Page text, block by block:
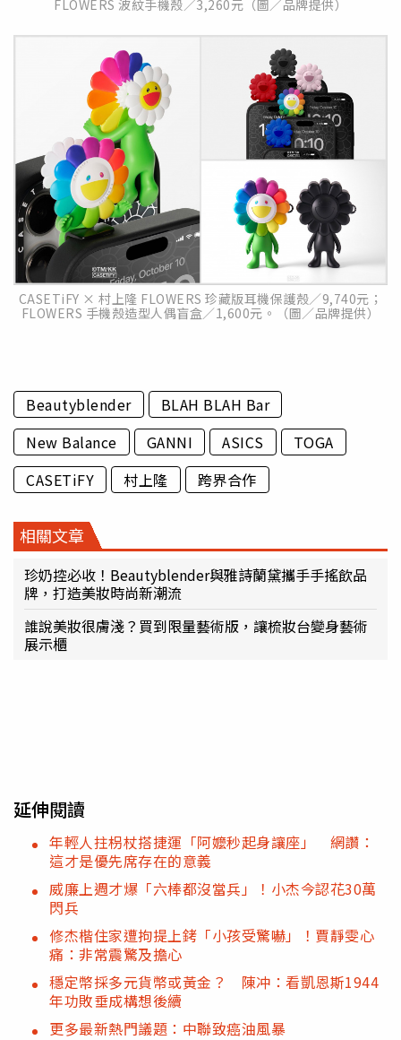
FLOWERS 波紋手機殼／3,260元（圖／品牌提供）
CASETiFY × 村上隆 FLOWERS 珍藏版耳機保護殼／9,740元；
FLOWERS 手機殼造型人偶盲盒／1,600元。（圖／品牌提供）
Beautyblender
BLAH BLAH Bar
New Balance
GANNI ASICS
TOGA
CASETiFY
村上隆 跨界合作
相關文章
珍奶控必收！Beautyblender與雅詩蘭黛攜手手搖飲品
牌，打造美妝時尚新潮流
誰說美妝很膚淺？買到限量藝術版，讓梳妝台變身藝術
展示櫃
延伸閱讀
年輕人拄枴杖搭捷運「阿嬤秒起身讓座」 網讚：
這才是優先席存在的意義
威廉上週才爆「六棒都沒當兵」！小杰今認花30萬
閃兵
修杰楷住家遭拘提上銬「小孩受驚嚇」！賈靜雯心
痛：非常震驚及擔心
穩定幣採多元貨幣或黃金？ 陳冲：看凱恩斯1944
年功敗垂成構想後續
更多最新熱門議題：中聯致癌油風暴